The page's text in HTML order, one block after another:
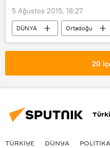
5 Ağustos 2015, 18:27
DÜNYA Ortadoğu
ABD
Suriye
20
TÜRKIYE DÜNYA POLİTİKA